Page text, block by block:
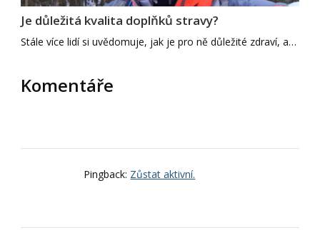
Je důležitá kvalita doplňků stravy?
Stále více lidí si uvědomuje, jak je pro ně důležité zdraví, a…
Komentáře
Pingback: Zůstat aktivní.